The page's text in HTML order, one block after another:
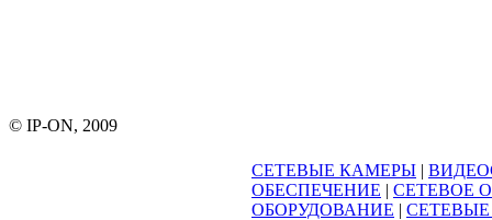
© IP-ON, 2009
СЕТЕВЫЕ КАМЕРЫ |
ОБЕСПЕЧЕНИЕ | СЕТЕВОЕ
ОБОРУДОВАНИЕ |